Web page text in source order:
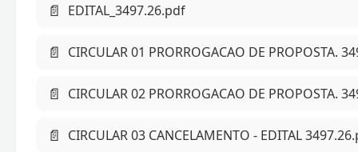
📄 EDITAL_3497.26.pdf
📄 CIRCULAR 01 PRORROGACAO DE PROPOSTA.
📄 CIRCULAR 02 PRORROGACAO DE PROPOSTA.
📄 CIRCULAR 03 CANCELAMENTO - EDITAL